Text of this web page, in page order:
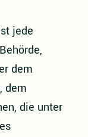
jede
dem
dem
die unter